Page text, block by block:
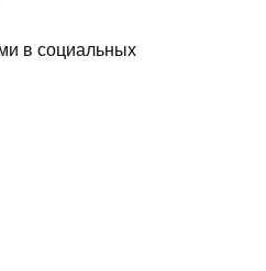
в социальных